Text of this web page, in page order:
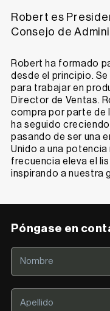
Robert es
Consejo de
Robert ha formado
desde el principio.
para trabajar en
Director de Ventas.
compra por parte de
ha seguido
pasando de ser una
Unido a una
frecuencia eleva el
inspirando a nuestra
Póngase en